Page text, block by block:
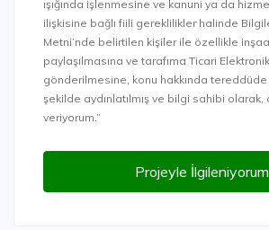
ışığında işlenmesine ve kanuni ya da
ilişkisine bağlı fiili gereklilikler halinde
Metni’nde belirtilen kişiler ile özellikle
paylaşılmasına ve tarafıma Ticari
gönderilmesine, konu hakkında
şekilde aydınlatılmış ve bilgi sahibi olarak,
veriyorum.”
Projeyle İlgileniyorum